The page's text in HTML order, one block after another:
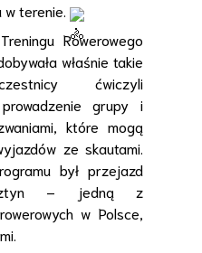
w terenie.
Rowerowego
właśnie takie
ćwiczyli
grupy i
które mogą
ze skautami.
był przejazd
– jedną z
w Polsce,